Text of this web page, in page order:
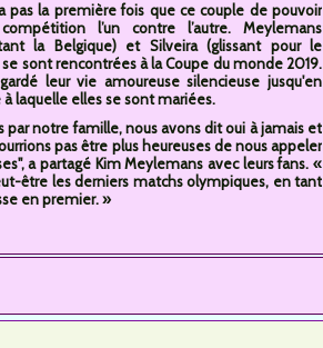
pas la première fois que ce couple de pouvoir
l’un contre l’autre. Meylemans
la Belgique) et Silveira (glissant pour le
se sont rencontrées à la Coupe du monde 2019.
leur vie amoureuse silencieuse jusqu'en
à laquelle elles se sont mariées.
par notre famille, nous avons dit oui à jamais et
pas être plus heureuses de nous appeler
a partagé Kim Meylemans avec leurs fans. «
être les derniers matchs olympiques, en tant
en premier. »